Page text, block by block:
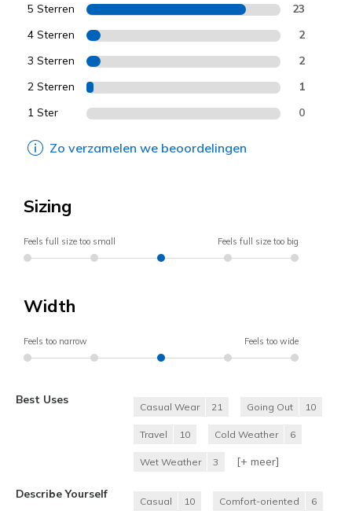
5 Sterren 23
4 Sterren 2
3 Sterren 2
2 Sterren 1
1 Ster 0
Zo verzamelen we beoordelingen
Sizing
Feels full size too small Feels full size too big
Width
Feels too narrow Feels too wide
Best Uses
Casual Wear 21 Going Out 10
Travel 10 Cold Weather 6
Wet Weather 3 [+ meer]
Describe Yourself
Casual 10 Comfort-oriented 6